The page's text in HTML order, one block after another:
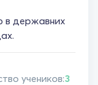
в державних
учеников:3